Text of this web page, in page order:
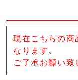
現在こちらの商
なります。
ご了承お願い致